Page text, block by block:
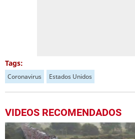
Tags:
Coronavirus Estados Unidos
VIDEOS RECOMENDADOS